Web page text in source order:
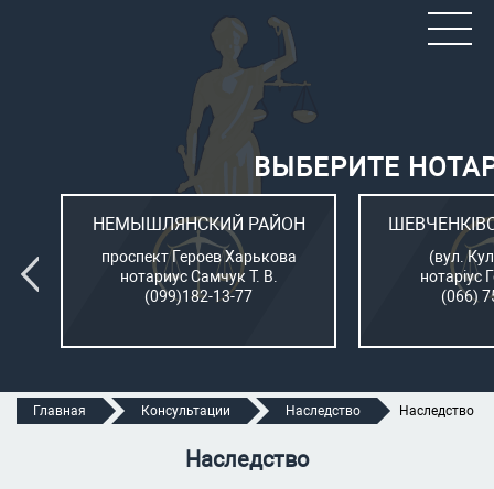
ВЫБЕРИТЕ
НЕМЫШЛЯНСКИЙ РАЙОН
проспект Героев Харькова
нотариус Самчук Т. В.
(099)182-13-77
(вул.
нотаріус
(066)
Главная Консультации Наследство Наследство
Наследство